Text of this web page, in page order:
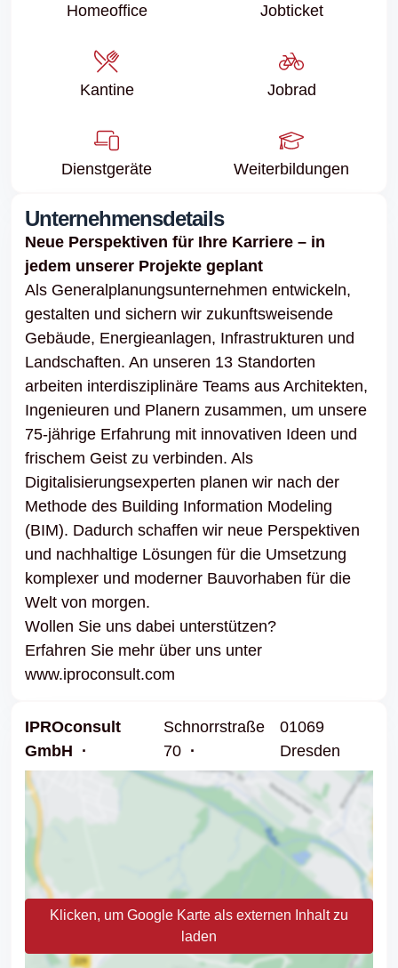
Homeoffice Jobticket
Kantine Jobrad
Dienstgeräte Weiter­bildungen
Unternehmensdetails
Neue Perspektiven für Ihre Karriere – in
jedem unserer Projekte geplant
Als Generalplanungsunternehmen entwickeln,
gestalten und sichern wir zukunftsweisende
Gebäude, Energieanlagen, Infrastrukturen und
Landschaften. An unseren 13 Standorten
arbeiten interdisziplinäre Teams aus Architekten,
Ingenieuren und Planern zusammen, um unsere
75-jährige Erfahrung mit innovativen Ideen und
frischem Geist zu verbinden. Als
Digitalisierungsexperten planen wir nach der
Methode des Building Information Modeling
(BIM). Dadurch schaffen wir neue Perspektiven
und nachhaltige Lösungen für die Umsetzung
komplexer und moderner Bauvorhaben für die
Welt von morgen.
Wollen Sie uns dabei unterstützen?
Erfahren Sie mehr über uns unter
www.iproconsult.com
IPROconsult
GmbH
Schnorrstraße
70
01069
Dresden
Klicken, um Google Karte als externen Inhalt zu
laden